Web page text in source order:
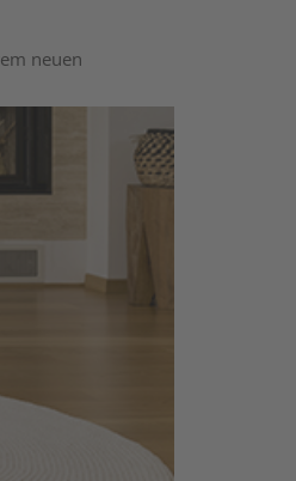
neuen